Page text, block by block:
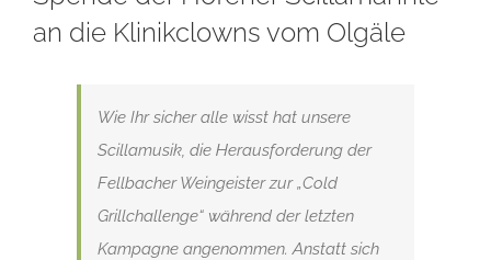
an die Klinikclowns vom Olgäle
Wie Ihr sicher alle wisst hat unsere
Scillamusik, die Herausforderung der
Fellbacher Weingeister zur „Cold
Grillchallenge“ während der letzten
Kampagne angenommen. Anstatt sich